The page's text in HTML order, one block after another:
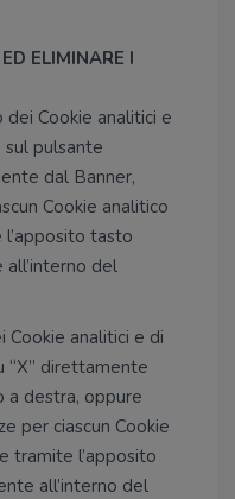
ELIMINARE I
dei Cookie analitici e
sul pulsante
dal Banner,
Cookie analitico
tasto
all’interno del
Cookie analitici e di
“X” direttamente
a destra, oppure
per ciascun Cookie
tramite l’apposito
all’interno del